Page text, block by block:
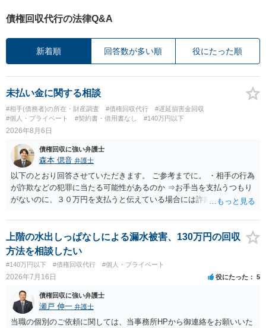
債権回収代行の法律Q&A
新着順 回答数が多い順 役にたった順
未払い金に関する相談
#相手(債務者)の所在・財産調査 #債権回収代行
#遅延損害金回収
#個人・プライベート
#契約書・借用書なし #140万円以下
2026年8月6日
債権回収に強い弁護士
森本 偲音 弁護士
以下のとおり回答させていただきます。 ご参考までに。 ・相手の行為
が詐欺などの犯罪に当たる可能性があるのか ⇒お手当を支払うつもり
がないのに、３０万円を支払うと伝えている場合には詐欺罪に該当す
段が取れるのか ⇒契約に基づく履行請求として３０万円を請求するこ
とが考えられますが、 パパ活の契約は、売春防止法に抵触する契約
であるため、公序良俗に反する契約として 民法上無効（民法９０
条）となるため、相手方に請求できない可能性が高いです。 ・相手の
氏名や住所が分からない状態でも対応可能なのか ⇒訴訟等の裁判上の
手続を利用する場合には、原則として相手方の住所・氏名を把握して
いる必要があります。
上階の水出しっぱなしによる漏水被害、130万円の回収
方法を相談したい
#140万円以下 #債権回収代行 #個人・プライベート
2026年7月16日 役にたった 5
債権回収に強い弁護士
瀬戸 伸一 弁護士
当職の個別のご依頼に関しては、当事務所HPから御連絡をお願いいた